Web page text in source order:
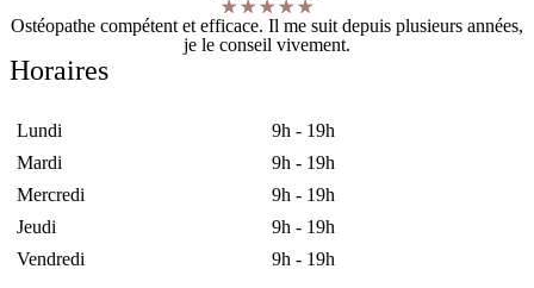
Ostéopathe compétent et efficace. Il me suit depuis plusieurs années,
je le conseil vivement.
Horaires
Lundi
9h - 19h
Mardi
9h - 19h
Mercredi
9h - 19h
Jeudi
9h - 19h
Vendredi
9h - 19h